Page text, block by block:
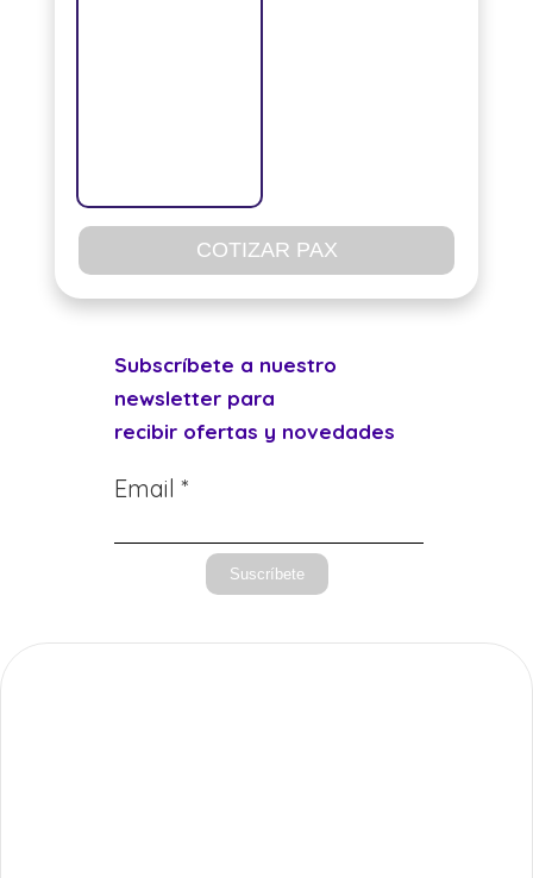
COTIZAR PAX
Subscríbete a nuestro
newsletter para
recibir ofertas y novedades
Email *
Suscríbete